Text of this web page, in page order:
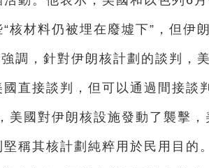
核材料仍被埋在廢墟下”，但伊
調，針對伊朗核計劃的談判，
直接談判，但可以通過間接談
美國對伊朗核設施發動了襲擊
稱其核計劃純粹用於民用目的。